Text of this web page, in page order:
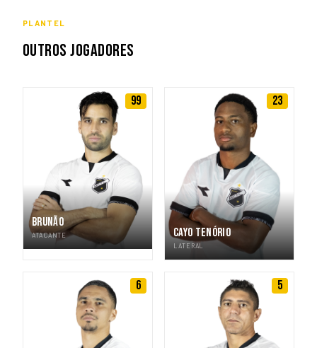
PLANTEL
OUTROS JOGADORES
99
BRUNÃO
ATACANTE
23
CAYO TENÓRIO
LATERAL
6 5